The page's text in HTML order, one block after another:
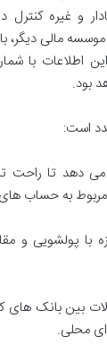
و غیره
مالی دیگر،
اطلاعات با
بود.
است:
دهد تا راحت تر
به حساب های
با پولشویی و
بین بانک های
ای محلی.